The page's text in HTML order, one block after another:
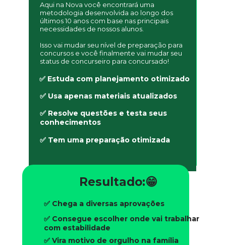
Aqui na Nova você encontrará uma
metodologia desenvolvida ao longo dos
últimos 10 anos com base nas principais
necessidades de nossos alunos.
Isso vai mudar seu nível de preparação para
concursos e você finalmente vai mudar seu
status de concurseiro para concursado!
✅ Estuda com planejamento otimizado
✅ Usa apenas materiais atualizados
✅ Resolve questões e testa seus
conhecimentos
✅ Tem uma preparação otimizada
Resultado:😁
✅ Chega a diversas aprovações
✅ Consegue escolher onde vai trabalhar
com estabilidade
✅ Vira motivo de orgulho na família